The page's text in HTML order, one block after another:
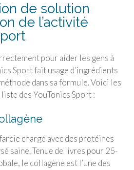
de solution
de l’activité
pour aider les gens à
Sport fait usage d’ingrédients
dans sa formule. Voici les
des YouTonics Sport :
chargé avec des protéines
saine. Tenue de livres pour 25-
le collagène est l’une des